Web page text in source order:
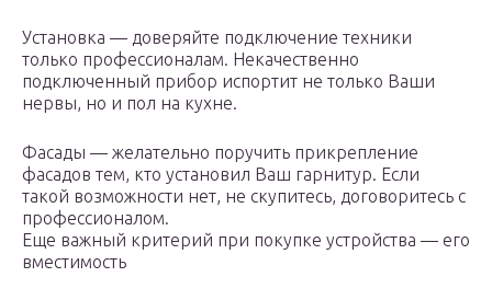
Установка ­­­— доверяйте подключение техники
только профессионалам. Некачественно
подключенный прибор испортит не только Ваши
нервы, но и пол на кухне.
Фасады ­­­— желательно поручить прикрепление
фасадов тем, кто установил Ваш гарнитур. Если
такой возможности нет, не скупитесь, договоритесь с
профессионалом.
Еще важный критерий при покупке устройства — его
вместимость